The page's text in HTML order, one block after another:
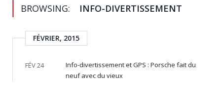
BROWSING: INFO-DIVERTISSEMENT
FÉVRIER, 2015
FÉV 24
Info-divertissement et GPS : Porsche fait du
neuf avec du vieux